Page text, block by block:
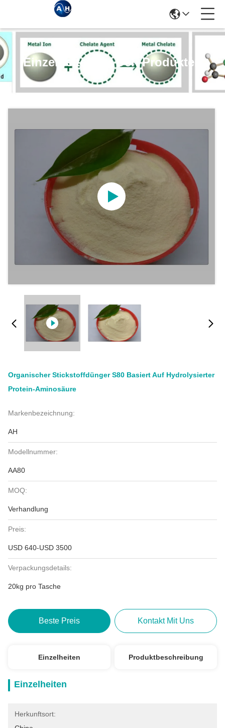
Einzelheiten Zu Den Produkten
Organischer Stickstoffdünger S80 Basiert Auf Hydrolysierter
Protein-Aminosäure
Markenbezeichnung:
AH
Modellnummer:
AA80
MOQ:
Verhandlung
Preis:
USD 640-USD 3500
Verpackungsdetails:
20kg pro Tasche
Beste Preis Kontakt Mit Uns
Einzelheiten Produktbeschreibung
Einzelheiten
Herkunftsort: